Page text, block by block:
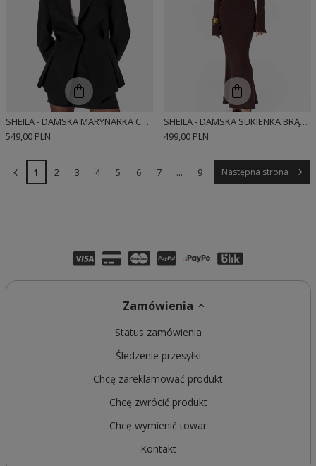
SHEILA - DAMSKA MARYNARKA CZARNA 'HUSTON'
549,00 PLN
SHEILA - DAMSKA SUKIENKA BRĄZOWA DZIANINOWA Z DŁUGIM ROZKLOSZOWANYM RĘKAWEM MAXI 'MARIZA'
499,00 PLN
1 2 3 4 5 6 7 ... 9 Następna strona
Zamówienia
Status zamówienia
Śledzenie przesyłki
Chcę zareklamować produkt
Chcę zwrócić produkt
Chcę wymienić towar
Kontakt